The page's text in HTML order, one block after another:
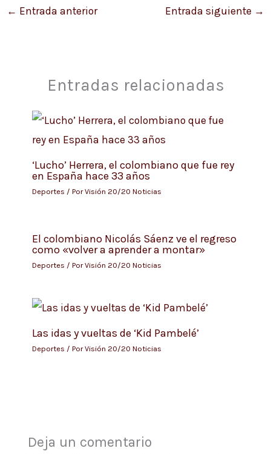
← Entrada anterior Entrada siguiente →
Entradas relacionadas
‘Lucho’ Herrera, el colombiano que fue rey
en España hace 33 años
Deportes / PorVisión 20/20 Noticias
El colombiano Nicolás Sáenz ve el regreso
como «volver a aprender a montar»
Deportes / PorVisión 20/20 Noticias
Las idas y vueltas de ‘Kid Pambelé’
Deportes / PorVisión 20/20 Noticias
Deja un comentario